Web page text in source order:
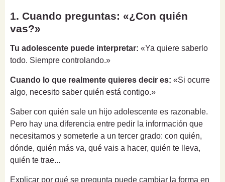
1. Cuando preguntas: «¿Con quién
vas?»
Tu adolescente puede interpretar: «Ya quiere saberlo
todo. Siempre controlando.»
Cuando lo que realmente quieres decir es: «Si ocurre
algo, necesito saber quién está contigo.»
Saber con quién sale un hijo adolescente es razonable.
Pero hay una diferencia entre pedir la información que
necesitamos y someterle a un tercer grado: con quién,
dónde, quién más va, qué vais a hacer, quién te lleva,
quién te trae...
Explicar por qué se pregunta puede cambiar la forma en